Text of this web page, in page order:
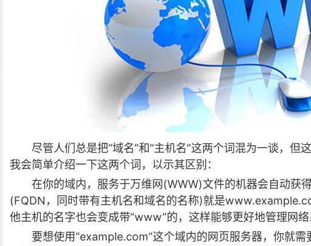
尽管人们总是把“域名”和“主机名”这两个词混为一谈，但
我会简单介绍一下这两个词，以示其区别：
在你的域内，服务于万维网(WWW)文件的机器会自动获
(FQDN，同时带有主机名和域名的名称)就是
他主机的名字也会变成带“www”的，这样能够更好地管理网络
要想使用“example.com”这个域内的网页服务器，你就